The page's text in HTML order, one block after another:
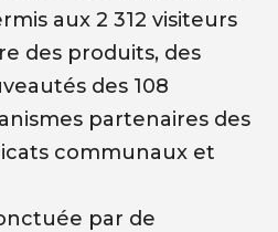
aux 2 312 visiteurs
des produits, des
des 108
partenaires des
communaux et
par de